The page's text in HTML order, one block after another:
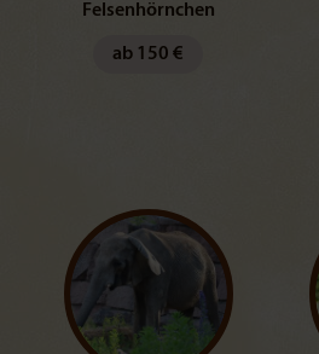
Felsenhörnchen
ab 150 €